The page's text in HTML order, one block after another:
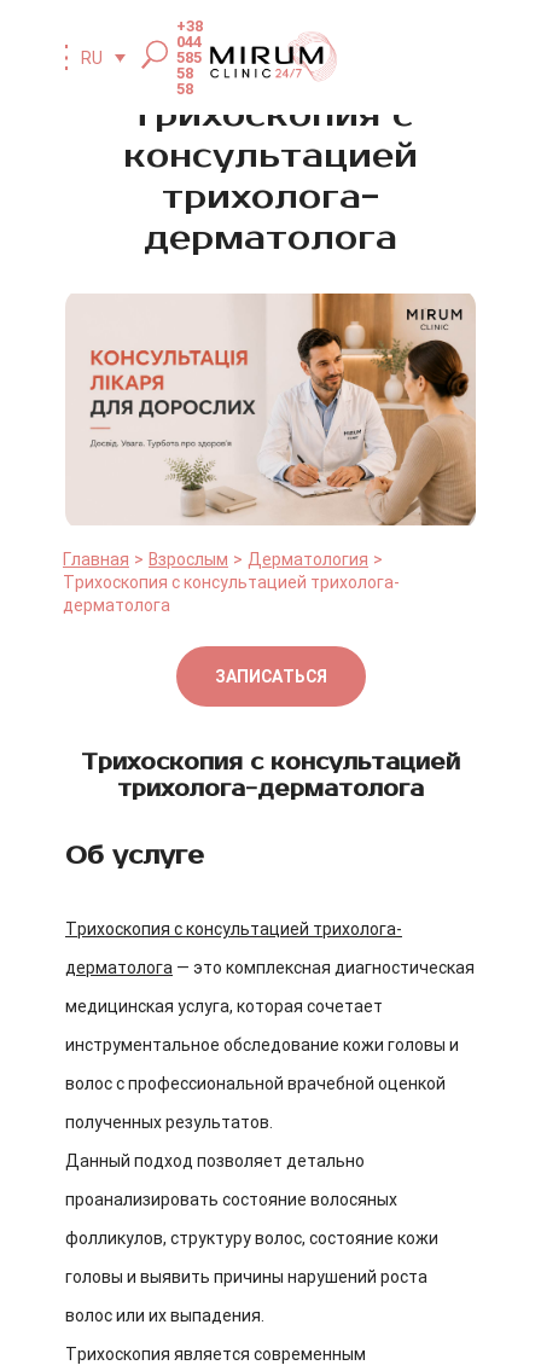
RU
+38
044
585
58
58
Трихоскопия с
консультацией
трихолога-
дерматолога
Главная Взрослым
Дерматология
Трихоскопия с консультацией трихолога-
дерматолога
ЗАПИСАТЬСЯ
Трихоскопия с консультацией
трихолога-дерматолога
Об услуге
Трихоскопия с консультацией трихолога-
дерматолога — это комплексная диагностическая
медицинская услуга, которая сочетает
инструментальное обследование кожи головы и
волос с профессиональной врачебной оценкой
полученных результатов.
Данный подход позволяет детально
проанализировать состояние волосяных
фолликулов, структуру волос, состояние кожи
головы и выявить причины нарушений роста
волос или их выпадения.
Трихоскопия является современным